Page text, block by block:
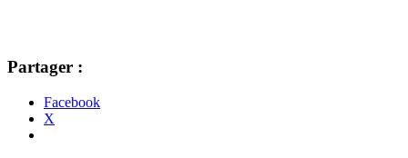
Partager :
Facebook
X